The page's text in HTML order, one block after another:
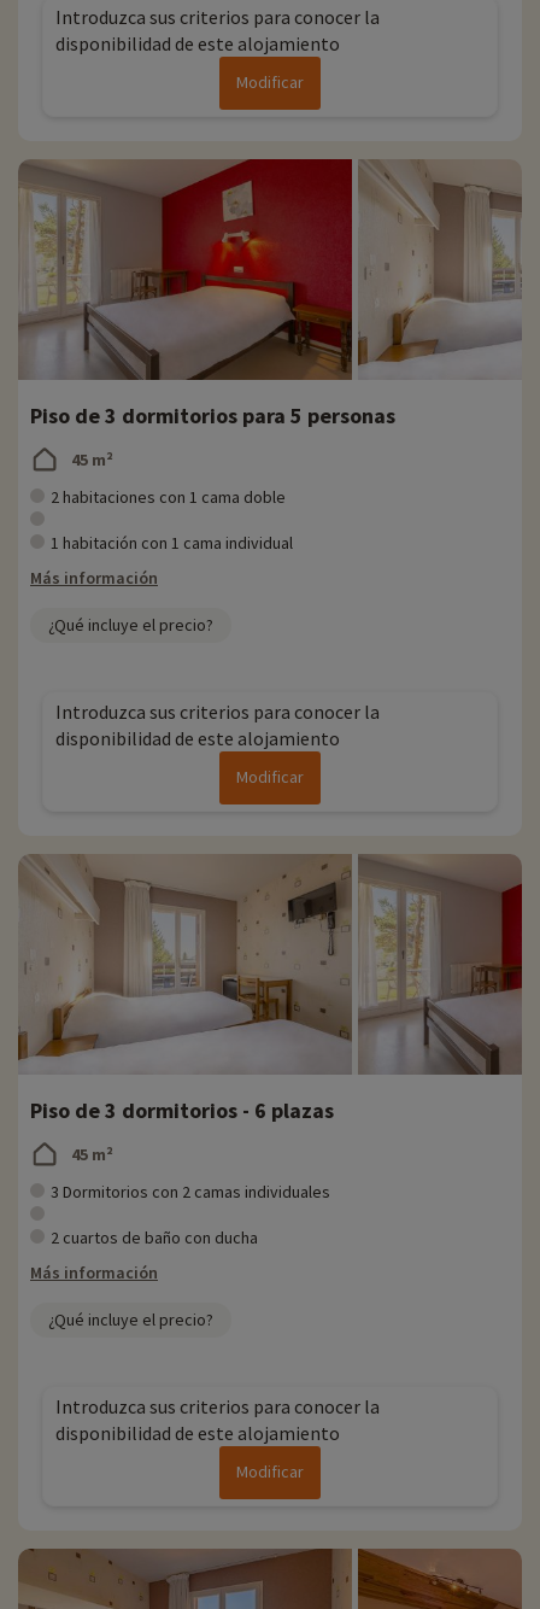
Introduzca sus criterios para conocer la
disponibilidad de este alojamiento
Modificar
Piso de 3 dormitorios para 5 personas
45 m²
2 habitaciones con 1 cama doble
1 habitación con 1 cama individual
Más información
¿Qué incluye el precio?
Introduzca sus criterios para conocer la
disponibilidad de este alojamiento
Modificar
Piso de 3 dormitorios - 6 plazas
45 m²
3 Dormitorios con 2 camas individuales
2 cuartos de baño con ducha
Más información
¿Qué incluye el precio?
Introduzca sus criterios para conocer la
disponibilidad de este alojamiento
Modificar